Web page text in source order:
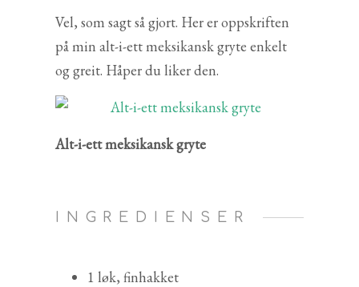
Vel, som sagt så gjort. Her er oppskriften
på min alt-i-ett meksikansk gryte enkelt
og greit. Håper du liker den.
Alt-i-ett meksikansk gryte
INGREDIENSER
1 løk, finhakket